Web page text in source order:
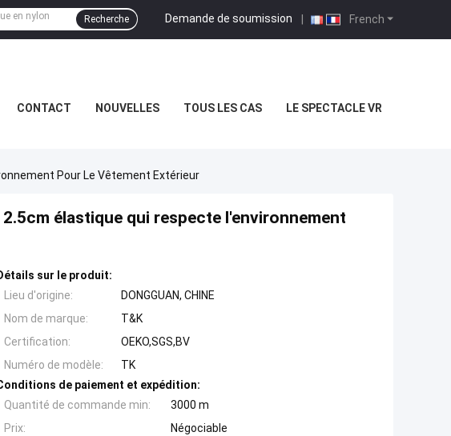
French
Demande de soumission |
Recherche
CONTACT NOUVELLES TOUS LES CAS LE SPECTACLE VR
Pour Le Vêtement Extérieur
élastique qui respecte l'environnement
sur le produit:
Lieu d'origine:
DONGGUAN, CHINE
Nom de marque:
T&K
Certification:
OEKO,SGS,BV
Numéro de modèle:
TK
de paiement et expédition:
Quantité de commande min:
3000 m
Prix:
Négociable